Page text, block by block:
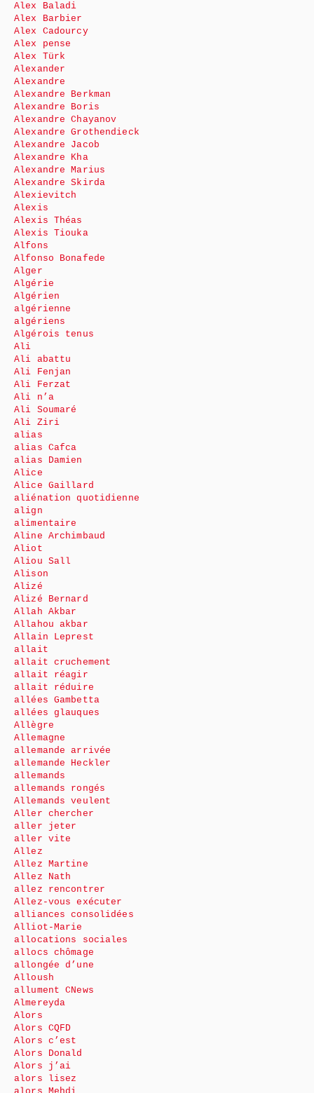
Alex Baladi
Alex Barbier
Alex Cadourcy
Alex pense
Alex Türk
Alexander
Alexandre
Alexandre Berkman
Alexandre Boris
Alexandre Chayanov
Alexandre Grothendieck
Alexandre Jacob
Alexandre Kha
Alexandre Marius
Alexandre Skirda
Alexievitch
Alexis
Alexis Théas
Alexis Tiouka
Alfons
Alfonso Bonafede
Alger
Algérie
Algérien
algérienne
algériens
Algérois tenus
Ali
Ali abattu
Ali Fenjan
Ali Ferzat
Ali n’a
Ali Soumaré
Ali Ziri
alias
alias Cafca
alias Damien
Alice
Alice Gaillard
aliénation quotidienne
align
alimentaire
Aline Archimbaud
Aliot
Aliou Sall
Alison
Alizé
Alizé Bernard
Allah Akbar
Allahou akbar
Allain Leprest
allait
allait cruchement
allait réagir
allait réduire
allées Gambetta
allées glauques
Allègre
Allemagne
allemande arrivée
allemande Heckler
allemands
allemands rongés
Allemands veulent
Aller chercher
aller jeter
aller vite
Allez
Allez Martine
Allez Nath
allez rencontrer
Allez-vous exécuter
alliances consolidées
Alliot-Marie
allocations sociales
allocs chômage
allongée d’une
Alloush
allument CNews
Almereyda
Alors
Alors CQFD
Alors c’est
Alors Donald
Alors j’ai
alors lisez